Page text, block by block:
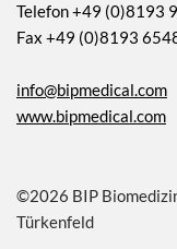
Telefon +49 (0)8193
Fax +49 (0)8193
info@bipmedical.com
www.bipmedical.com
©2026 BIP
Türkenfeld